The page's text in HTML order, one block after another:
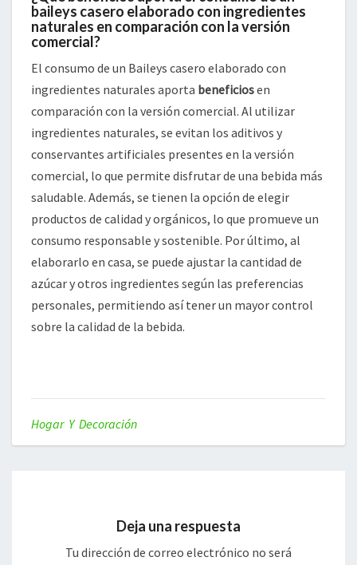
baileys casero elaborado con ingredientes
naturales en comparación con la versión
comercial?
El consumo de un Baileys casero elaborado con
ingredientes naturales aporta beneficiosen
comparación con la versión comercial. Al utilizar
ingredientes naturales, se evitan los aditivos y
conservantes artificiales presentes en la versión
comercial, lo que permite disfrutar de una bebida más
saludable. Además, se tienen la opción de elegir
productos de calidad y orgánicos, lo que promueve un
consumo responsable y sostenible. Por último, al
elaborarlo en casa, se puede ajustar la cantidad de
azúcar y otros ingredientes según las preferencias
personales, permitiendo así tener un mayor control
sobre la calidad de la bebida.
Hogar Y Decoración
Deja una respuesta
Tu dirección de correo electrónico no será